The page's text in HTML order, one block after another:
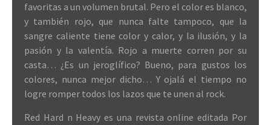
favoritas a un volumen brutal. Pero el color es blanco,
y también rojo, que nunca falte tampoco, que la
sangre caliente tiene color y calor, y la ilusión, y la
pasión y la valentía. Rojo a muerte corren por su
casta… ¿Es un jeroglífico? Bueno, para gustos los
colores, nunca mejor dicho… Y ojalá el tiempo no
logre romper todos los lazos que te unen al rock.
Red Hard n Heavy es una revista online editada Por